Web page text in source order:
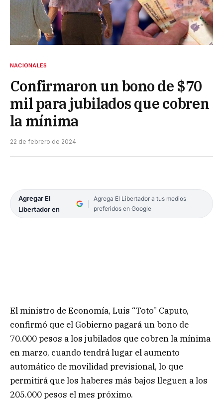
NACIONALES
Confirmaron un bono de $70
mil para jubilados que cobren
la mínima
22 de febrero de 2024
Agregar El
Libertador en
Agrega El Libertador a tus medios
preferidos en Google
El ministro de Economía, Luis “Toto” Caputo,
confirmó que el Gobierno pagará un bono de
70.000 pesos a los jubilados que cobren la mínima
en marzo, cuando tendrá lugar el aumento
automático de movilidad previsional, lo que
permitirá que los haberes más bajos lleguen a los
205.000 pesos el mes próximo.